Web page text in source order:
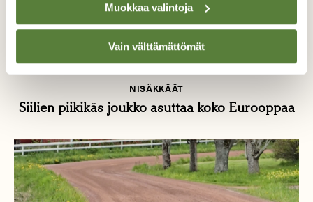
Muokkaa valintoja
Vain välttämättömät
NISÄKKÄÄT
Siilien piikikäs joukko asuttaa koko Eurooppaa